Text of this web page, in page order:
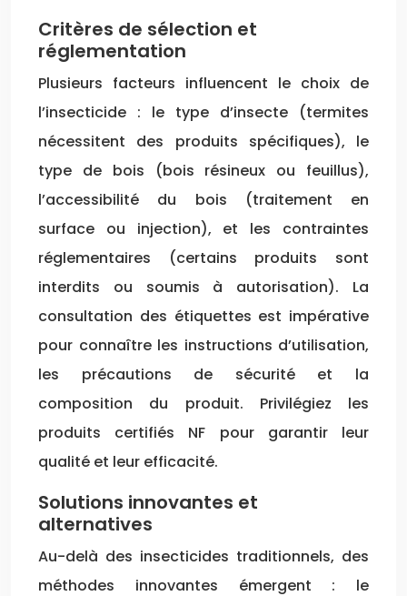
Critères de sélection et
réglementation
Plusieurs facteurs influencent le choix de
l’insecticide : le type d’insecte (termites
nécessitent des produits spécifiques), le
type de bois (bois résineux ou feuillus),
l’accessibilité du bois (traitement en
surface ou injection), et les contraintes
réglementaires (certains produits sont
interdits ou soumis à autorisation). La
consultation des étiquettes est impérative
pour connaître les instructions d’utilisation,
les précautions de sécurité et la
composition du produit. Privilégiez les
produits certifiés NF pour garantir leur
qualité et leur efficacité.
Solutions innovantes et
alternatives
Au-delà des insecticides traditionnels, des
méthodes innovantes émergent : le